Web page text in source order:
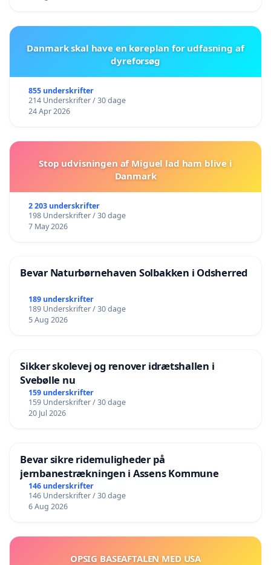
Danmark skal have en køreplan for udfasning af
dyreforsøg
855 underskrifter
214 Underskrifter / 30 dage
24 Apr 2026
Stop udvisningen af Miguel lad ham blive i
Danmark
2 203 underskrifter
198 Underskrifter / 30 dage
7 May 2026
Bevar Naturbørnehaven Solbakken i Odsherred
189 underskrifter
189 Underskrifter / 30 dage
5 Aug 2026
Sikker skolevej og renover idrætshallen i
Svebølle nu
159 underskrifter
159 Underskrifter / 30 dage
20 Jul 2026
Bevar sikre ridemuligheder på
jernbanestrækningen i Assens Kommune
146 underskrifter
146 Underskrifter / 30 dage
6 Aug 2026
OPSIG BASEAFTALEN MED USA